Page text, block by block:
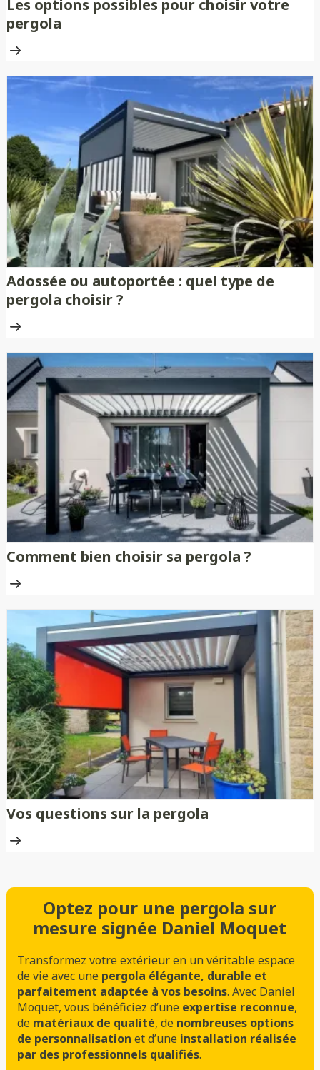
Les options possibles pour choisir votre
pergola
Adossée ou autoportée : quel type de
pergola choisir ?
Comment bien choisir sa pergola ?
Vos questions sur la pergola
Optez pour une pergola sur
mesure signée Daniel Moquet
Transformez votre extérieur en un véritable espace
de vie avec une pergola élégante, durable et
parfaitement adaptée à vos besoins. Avec Daniel
Moquet, vous bénéficiez d’une expertise reconnue,
de matériaux de qualité, de nombreuses options
de personnalisation et d’une installation réalisée
par des professionnels qualifiés.